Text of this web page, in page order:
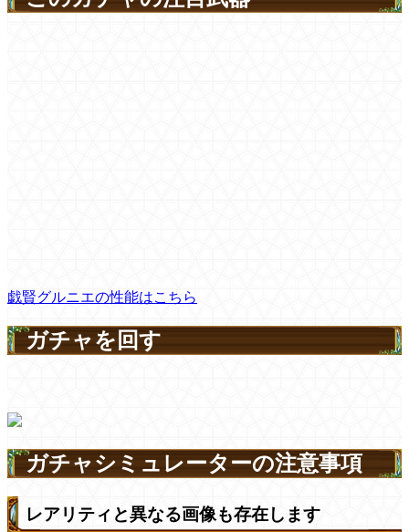
戯賢グルニエの性能はこちら
ガチャを回す
ガチャシミュレーターの注意事項
レアリティと異なる画像も存在します